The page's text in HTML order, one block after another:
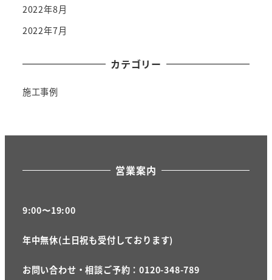
2022年8月
2022年7月
カテゴリー
施工事例
営業案内
9:00〜19:00
年中無休(土日祝も受付しております)
お問い合わせ・相談ご予約：0120-348-789